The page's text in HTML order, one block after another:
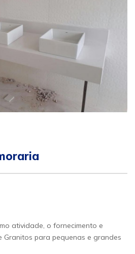
atividade, o fornecimento e
Granitos para pequenas e grandes